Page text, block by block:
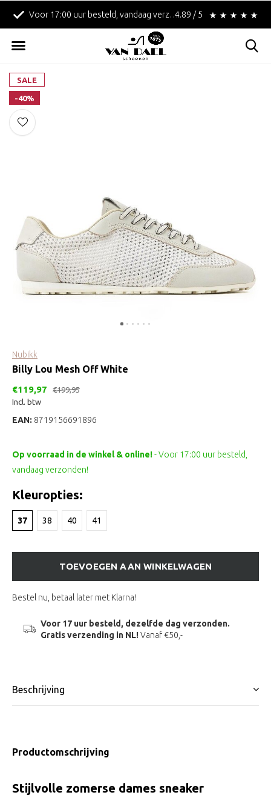
Voor 17:00 uur besteld, vandaag verzonden! Betaal achteraf met
4.89 / 5
SALE
-40%
Nubikk
Billy Lou Mesh Off White
€119,97
€199,95
Incl. btw
EAN: 8719156691896
Op voorraad in de winkel & online!- Voor 17:00 uur besteld,
vandaag verzonden!
Kleuropties:
37 38 40 41
TOEVOEGEN AAN WINKELWAGEN
Bestel nu, betaal later met Klarna!
Voor 17 uur besteld, dezelfde dag verzonden.
Gratis verzending in NL!Vanaf €50,-
Beschrijving
Productomschrijving
Stijlvolle zomerse dames sneaker